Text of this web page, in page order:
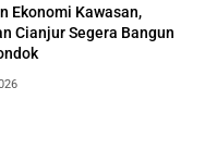
Ekonomi Kawasan,
Cianjur Segera Bangun